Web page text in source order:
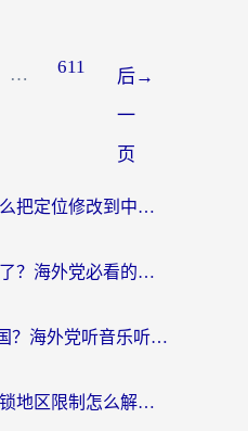
… 611
后
一
页
→
在意大利用小红书怎么把定位修改到中国国内？3个实用技巧+1个靠谱工具帮你搞定
咪咕体育在香港用不了？海外党必看的回国加速器选择指南（附3个真实场景解决方案）
网易云ip怎么改成中国？海外党听音乐听书的无痛解决方案
海外党必看：汽水解锁地区限制怎么解除？3招解决国内影音&生活服务难题